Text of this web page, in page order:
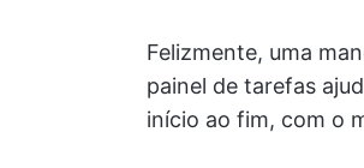
Felizmente, uma
painel de tarefas
início ao fim, com o